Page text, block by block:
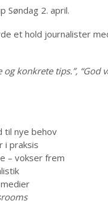
Søndag 2. april.
et hold journalister
og konkrete tips.”,
til nye behov
i praksis
– vokser frem